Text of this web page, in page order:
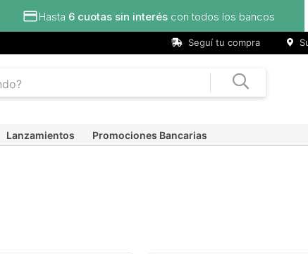
Seguí tu compra
Lanzamientos Promociones Bancarias